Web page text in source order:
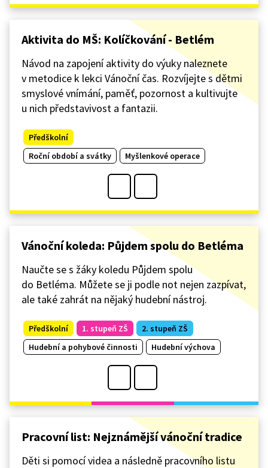
Aktivita do MŠ: Kolíčkování - Betlém
Návod na zapojení aktivity do výuky naleznete
v metodice k lekci Vánoční čas. Rozvíjejte s dětmi
smyslové vnímání, paměť, pozornost a kultivujte
u nich představivost a fantazii.
Předškolní
Roční období a svátky
Myšlenkové operace
Vánoční koleda: Půjdem spolu do Betléma
Naučte se s žáky koledu Půjdem spolu
do Betléma. Můžete se ji podle not nejen zazpívat,
ale také zahrát na nějaký hudební nástroj.
Předškolní 1. stupeň ZŠ
2. stupeň ZŠ
Hudební a pohybové činnosti
Hudební výchova
Pracovní list: Nejznámější vánoční tradice
Děti si pomocí videa a následně pracovního listu